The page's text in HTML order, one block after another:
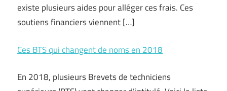
existe plusieurs aides pour alléger ces frais. Ces
soutiens financiers viennent […]
Ces BTS qui changent de noms en 2018
En 2018, plusieurs Brevets de techniciens